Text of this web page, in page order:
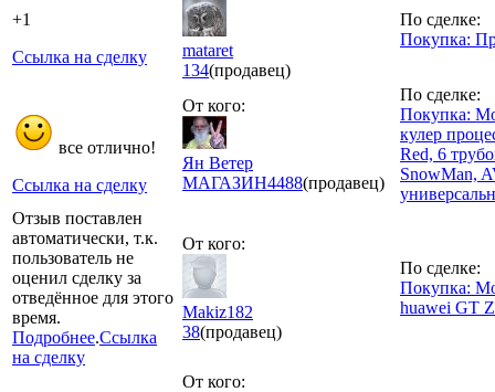
+1
Ссылка на сделку
mataret
134(продавец)
По сделке:
Покупка:
все отлично!
Ссылка на сделку
От кого:
Ян Ветер
МАГАЗИН4488(продавец)
По сделке:
Покупка:
кулер
Red, 6
SnowMan,
Отзыв поставлен
автоматически, т.к.
пользователь не
оценил сделку за
отведённое для этого
время.
Подробнее.Ссылка
на сделку
От кого:
Makiz182
38(продавец)
По сделке:
Покупка:
huawei GT
От кого: